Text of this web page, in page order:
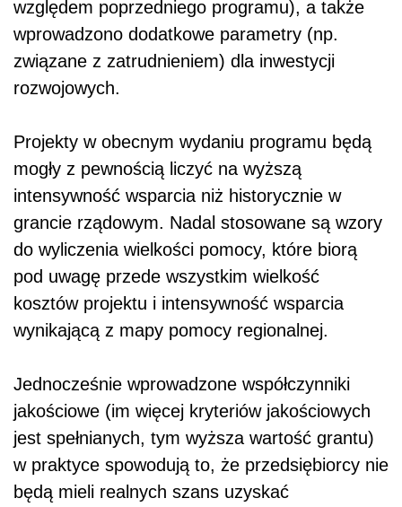
względem poprzedniego programu), a także
wprowadzono dodatkowe parametry (np.
związane z zatrudnieniem) dla inwestycji
rozwojowych.
Projekty w obecnym wydaniu programu będą
mogły z pewnością liczyć na wyższą
intensywność wsparcia niż historycznie w
grancie rządowym. Nadal stosowane są wzory
do wyliczenia wielkości pomocy, które biorą
pod uwagę przede wszystkim wielkość
kosztów projektu i intensywność wsparcia
wynikającą z mapy pomocy regionalnej.
Jednocześnie wprowadzone współczynniki
jakościowe (im więcej kryteriów jakościowych
jest spełnianych, tym wyższa wartość grantu)
w praktyce spowodują to, że przedsiębiorcy nie
będą mieli realnych szans uzyskać